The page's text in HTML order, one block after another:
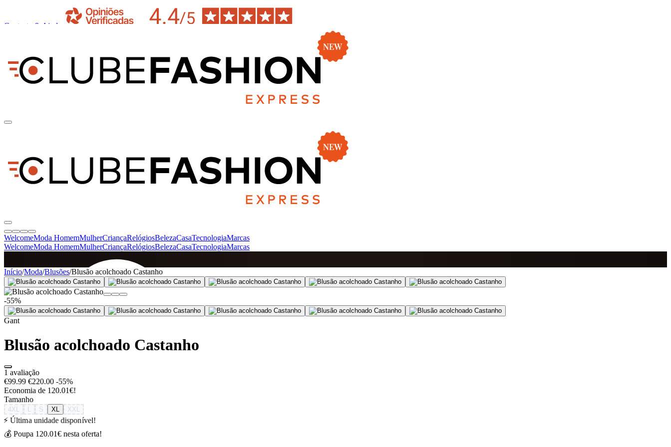
Contacto & Ajuda
WelcomeModa HomemMulherCriançaRelógiosBelezaCasaTecnologiaMarcas
WelcomeModa HomemMulherCriançaRelógiosBelezaCasaTecnologiaMarcas
SINCE 2005
+de 36.000 reviews
Início/Moda/Blusões/Blusão acolchoado Castanho
-55%
Gant
Blusão acolchoado Castanho
1 avaliação
€99.99 €220.00 -55%
Economia de 120.01€!
Tamanho
4XL S XL XXL
⚡ Última unidade disponível!
💰 Poupa 120.01€ nesta oferta!